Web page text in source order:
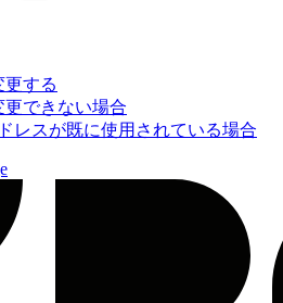
更する
更できない場合
レスが既に使用されている場合